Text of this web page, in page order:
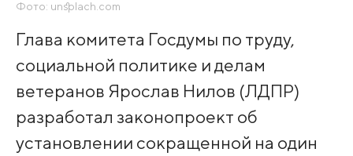
Фото: unsplach.com
Глава комитета Госдумы по труду,
социальной политике и делам
ветеранов Ярослав Нилов (ЛДПР)
разработал законопроект об
установлении сокращенной на один